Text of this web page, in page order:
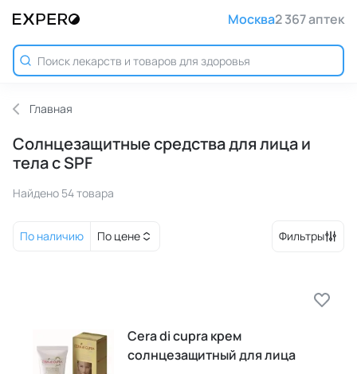
Москва2 367 аптек
Главная
Солнцезащитные средства для лица и
тела с SPF
Найдено 54 товара
По наличию По цене Фильтры
Cera di cupra крем
солнцезащитный для лица